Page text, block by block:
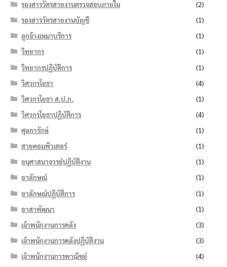
รองสารวัตรสายงานตรวจสอบภายใน
(2)
รองสารวัตรสายงานบัญชี
(1)
ลูกจ้างเหมาบริการ
(1)
วิทยากร
(1)
วิทยากรปฏิบัติการ
(1)
วิศวกรโยธา
(4)
วิศวกรโยธา ส.ป.ก.
(1)
วิศวกรโยธาปฏิบัติการ
(4)
ศุลการักษ์
(1)
สายคอมพิวเตอร์
(1)
อนุศาสนาจารย์ปฏิบัติงาน
(1)
อาลักษณ์
(1)
อาลักษณ์ปฏิบัติการ
(1)
อาสาพัฒนา
(1)
เจ้าพนักงานการคลัง
(3)
เจ้าพนักงานการคลังปฏิบัติงาน
(3)
เจ้าพนักงานการพาณิชย์
(4)